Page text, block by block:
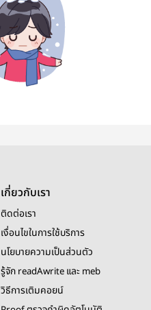
เกี่ยวกับเรา
ติดต่อเรา
เงื่อนไขในการใช้บริการ
นโยบายความเป็นส่วนตัว
รู้จัก readAwrite และ meb
วิธีการเติมคอยน์